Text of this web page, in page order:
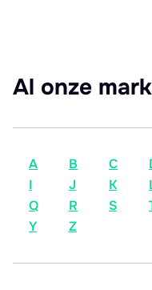
Al onze
A B C
I
J K
Q
R S
Y
Z